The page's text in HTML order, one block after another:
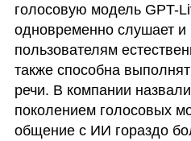
голосовую модель GPT-
одновременно слушает и
пользователям
также способна
речи. В компании
поколением голосовых
общение с ИИ гораздо